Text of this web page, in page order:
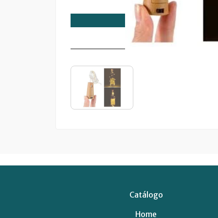
Catálogo
Home